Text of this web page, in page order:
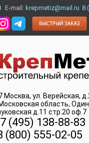
E-mail: krepmetiz@mail.ru 8
Москва, ул. Верейская,
область,
д.11 стр.20 оф.7
(495) 138-88-83
(800) 555-02-05